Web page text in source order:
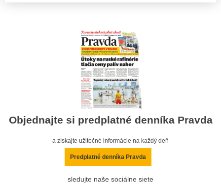
Objednajte si predplatné denníka Pravda
a získajte užitočné informácie na každý deň
Predplatné denníka Pravda
sledujte naše sociálne siete